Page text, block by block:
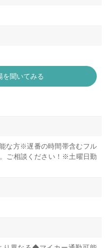
を聞いてみる
な方※遅番の時間帯含むフル
ご相談ください！※土曜日勤